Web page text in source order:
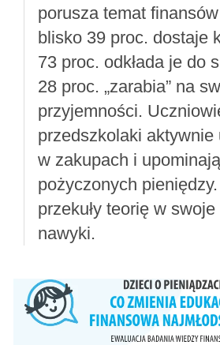
porusza temat
blisko 39 proc. dostaje
73 proc. odkłada je do
28 proc. „zarabia” na
przyjemności.
przedszkolaki aktywnie
w zakupach i
pożyczonych
przekuły teorię w
nawyki.